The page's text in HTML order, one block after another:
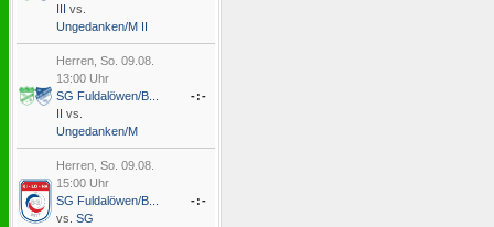
vs.
Ungedanken/M II
Herren, So. 09.08.
13:00 Uhr
SG Fuldalöwen/B...
vs.
Ungedanken/M
-:-
Herren, So. 09.08.
15:00 Uhr
SG Fuldalöwen/B...
vs. SG
-:-